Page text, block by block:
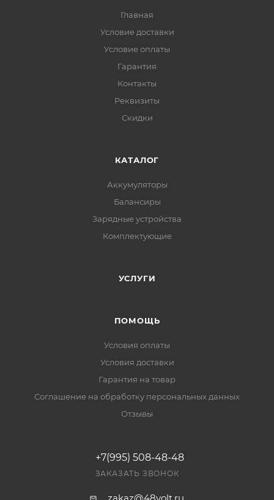
Главная
Условие доставки
Условие оплаты
Гарантия
Контакты
Реквизиты
Скидки
КАТАЛОГ
Аккумуляторы
Балансиры
Зарядные устройства
Комплектующие
УСЛУГИ
ПОМОЩЬ
Условия оплаты
Условия доставки
Гарантия на товар
Соглашение на обработку персональных данных
Отзывы
+7(995) 508-48-48
ЗАКАЗАТЬ ЗВОНОК